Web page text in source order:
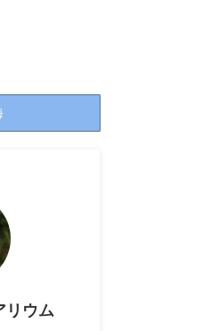
リウム